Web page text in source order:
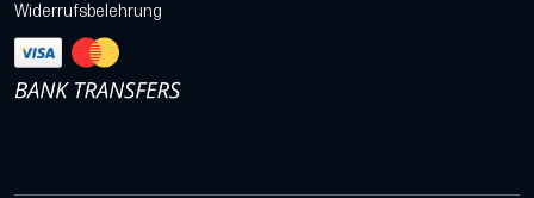
Widerrufsbelehrung